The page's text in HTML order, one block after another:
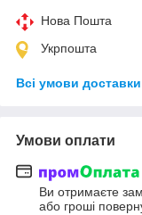
Нова Пошта
Укрпошта
Всі умови доставки
Умови оплати
Ви отримаєте
або гроші